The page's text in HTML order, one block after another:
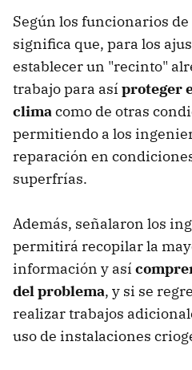
Según los funcionarios
significa que, para los
establecer un "recinto"
trabajo para así proteger
clima como de otras
permitiendo a los
reparación en
superfrías.
Además, señalaron los
permitirá recopilar la
información y así
del problema, y si se
realizar trabajos
uso de instalaciones